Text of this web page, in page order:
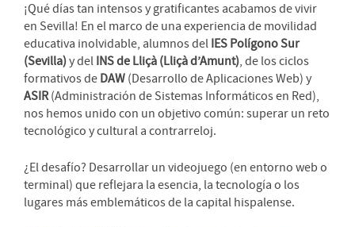
¡Qué días tan intensos y gratificantes acabamos de vivir
en Sevilla! En el marco de una experiencia de movilidad
educativa inolvidable, alumnos del IES Polígono Sur
(Sevilla)y del INS de Lliçà (Lliçà d’Amunt), de los ciclos
formativos de DAW (Desarrollo de Aplicaciones Web) y
ASIR(Administración de Sistemas Informáticos en Red),
nos hemos unido con un objetivo común: superar un reto
tecnológico y cultural a contrarreloj.
¿El desafío? Desarrollar un videojuego (en entorno web o
terminal) que reflejara la esencia, la tecnología o los
lugares más emblemáticos de la capital hispalense.